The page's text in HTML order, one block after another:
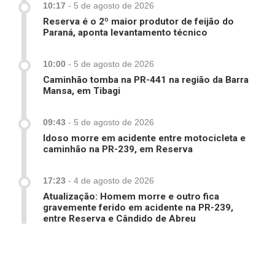
10:17 - 5 de agosto de 2026
Reserva é o 2º maior produtor de feijão do
Paraná, aponta levantamento técnico
10:00 - 5 de agosto de 2026
Caminhão tomba na PR-441 na região da Barra
Mansa, em Tibagi
09:43 - 5 de agosto de 2026
Idoso morre em acidente entre motocicleta e
caminhão na PR-239, em Reserva
17:23 - 4 de agosto de 2026
Atualização: Homem morre e outro fica
gravemente ferido em acidente na PR-239,
entre Reserva e Cândido de Abreu